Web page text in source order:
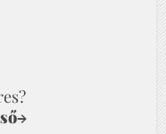
→